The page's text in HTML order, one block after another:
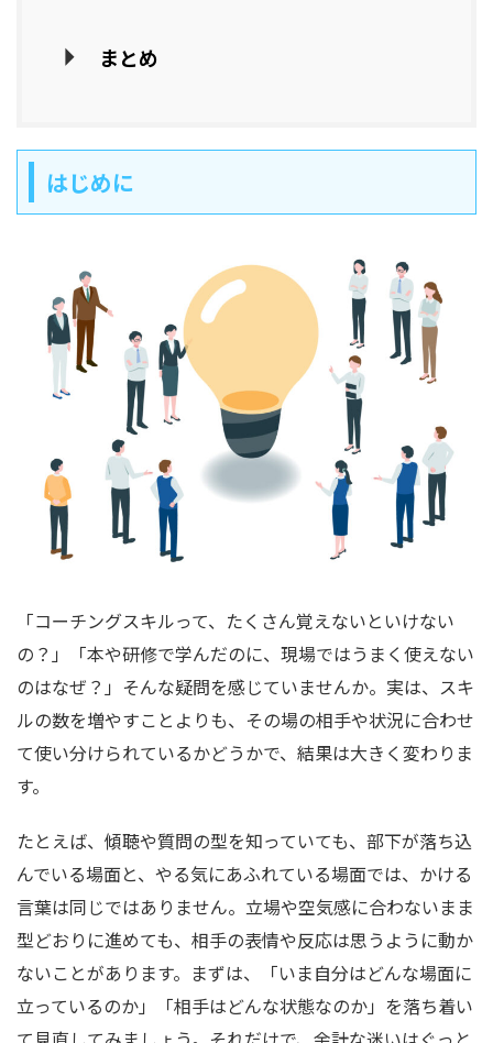
まとめ
はじめに
「コーチングスキルって、たくさん覚えないといけない
の？」「本や研修で学んだのに、現場ではうまく使えない
のはなぜ？」そんな疑問を感じていませんか。実は、スキ
ルの数を増やすことよりも、その場の相手や状況に合わせ
て使い分けられているかどうかで、結果は大きく変わりま
す。
たとえば、傾聴や質問の型を知っていても、部下が落ち込
んでいる場面と、やる気にあふれている場面では、かける
言葉は同じではありません。立場や空気感に合わないまま
型どおりに進めても、相手の表情や反応は思うように動か
ないことがあります。まずは、「いま自分はどんな場面に
立っているのか」「相手はどんな状態なのか」を落ち着い